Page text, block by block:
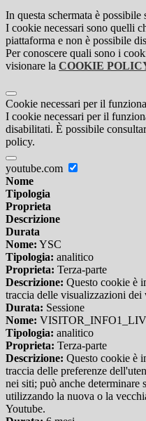
In questa schermata è
I cookie necessari sono quelli
piattaforma e non è possibile
Per conoscere quali sono i
visionare la COOKIE
Cookie necessari per il
I cookie necessari per il
disabilitati. È possibile
policy.
youtube.com
Nome
Tipologia
Proprieta
Descrizione
Durata
Nome: YSC
Tipologia: analitico
Proprieta: Terza-parte
Descrizione: Questo cookie è
traccia delle visualizzazioni dei
Durata: Sessione
Nome:
Tipologia: analitico
Proprieta: Terza-parte
Descrizione: Questo cookie è
traccia delle preferenze
nei siti; può anche determinare
utilizzando la nuova o la
Youtube.